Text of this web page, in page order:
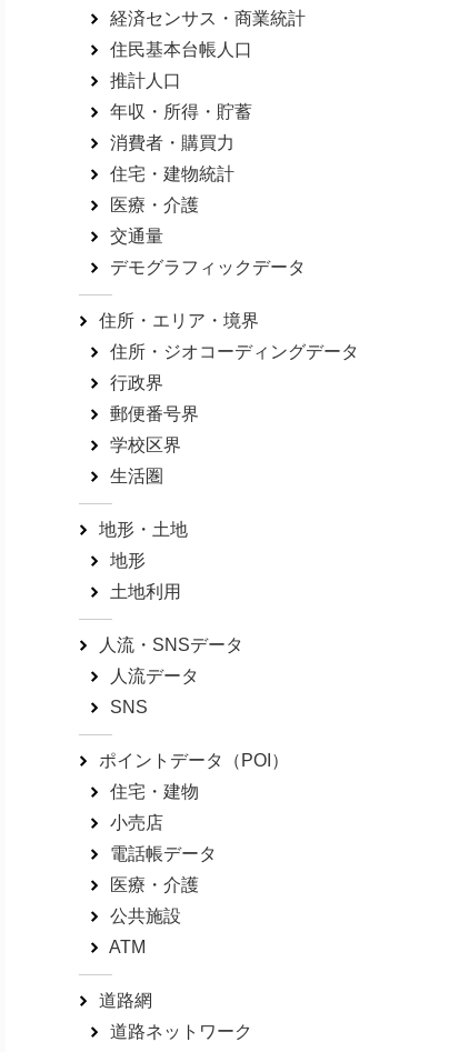
経済センサス・商業統計
住民基本台帳人口
推計人口
年収・所得・貯蓄
消費者・購買力
住宅・建物統計
医療・介護
交通量
デモグラフィックデータ
住所・エリア・境界
住所・ジオコーディングデータ
行政界
郵便番号界
学校区界
生活圏
地形・土地
地形
土地利用
人流・SNSデータ
人流データ
SNS
ポイントデータ（POI）
住宅・建物
小売店
電話帳データ
医療・介護
公共施設
ATM
道路網
道路ネットワーク